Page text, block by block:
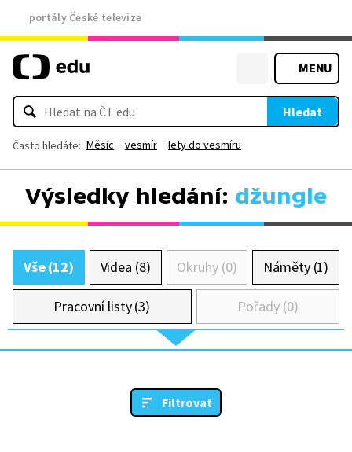
portály České televize
MENU
Hledat
Často hledáte: Měsíc vesmír lety do vesmíru
Výsledky hledání: džungle
Vše (12) Videa (8) Okruhy (0) Náměty (1)
Pracovní listy (3) Pořady (0)
Filtrovat